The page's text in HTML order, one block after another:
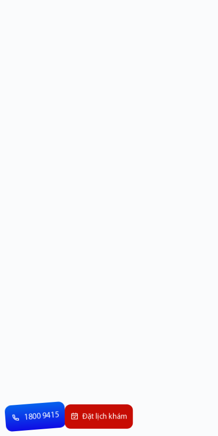
1800 9415 Đặt lịch khám